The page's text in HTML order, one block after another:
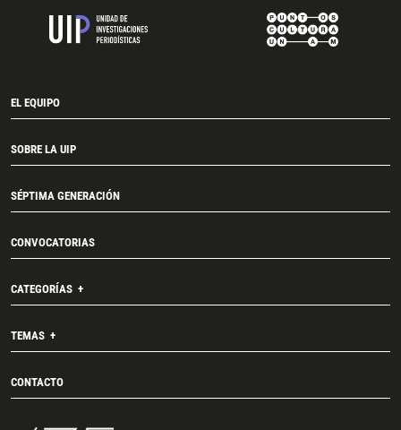
EL EQUIPO
SOBRE LA UIP
SÉPTIMA GENERACIÓN
CONVOCATORIAS
CATEGORÍAS
TEMAS
CONTACTO